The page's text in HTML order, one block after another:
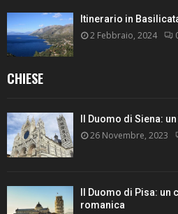
Itinerario in
2 Febbraio, 2024
CHIESE
Il Duomo di Siena:
26 Novembre, 2023
Il Duomo di Pisa: un
romanica